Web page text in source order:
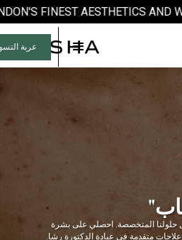
FINEST AESTHETICS
عربة التسوق (
المتخصصة. احصلي على بشرة
متقدمة في عيادة الدكتورة رشا.